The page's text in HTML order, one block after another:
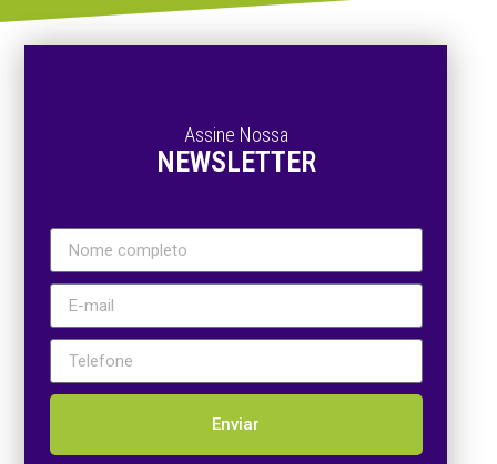
Assine Nossa
NEWSLETTER
Enviar